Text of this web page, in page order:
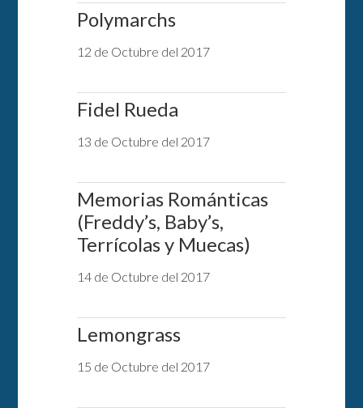
Polymarchs
12 de Octubre del 2017
Fidel Rueda
13 de Octubre del 2017
Memorias Románticas
(Freddy’s, Baby’s,
Terrícolas y Muecas)
14 de Octubre del 2017
Lemongrass
15 de Octubre del 2017